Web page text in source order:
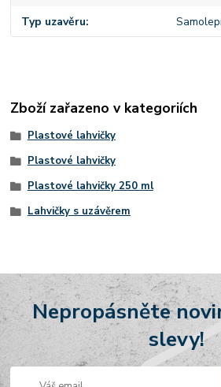
Typ uzavěru
Zboží zařazeno v kategoriích
Plastové lahvičky
Plastové lahvičky
Plastové lahvičky 250 ml
Lahvičky s uzávěrem
Nepropásněte
slevy!